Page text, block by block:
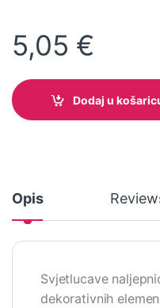
5,05 €
Dodaj u
Opis
Svjetlucave
dekorativnih